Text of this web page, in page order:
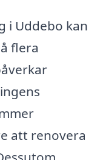
i Uddebo kan
flera
att renovera